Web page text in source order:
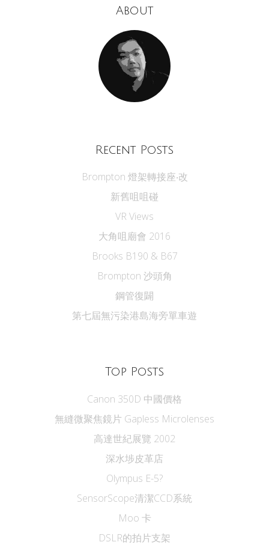
About
Recent Posts
Brompton 燈架轉接座‧改
新舊咀咀碰
VR Views
大角咀廟會 2016
Brooks B190 & B67
Brompton 沙頭角
鋼管復闢
第七屆無污染港島海旁單車遊
Top Posts
Canon 350D 中國價格
無縫微聚焦鏡片 Gapless Microlenses
高達世紀展覽 2002
深水埗皮革店
Olympus E-5?
SensorScope清潔CCD系統
Moo 卡
DSLR的拍片支架